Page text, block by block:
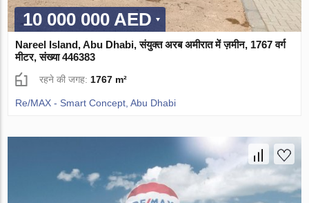
10 000 000 AED
Nareel Island, Abu Dhabi, संयुक्त अरब अमीरात में ज़मीन, 1767 वर्ग
मीटर, संख्या 446383
रहने की जगह:1767 m²
Re/MAX - Smart Concept, Abu Dhabi